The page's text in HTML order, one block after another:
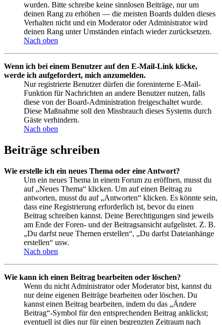
wurden. Bitte schreibe keine sinnlosen Beiträge, nur um
deinen Rang zu erhöhen — die meisten Boards dulden dieses
Verhalten nicht und ein Moderator oder Administrator wird
deinen Rang unter Umständen einfach wieder zurücksetzen.
Nach oben
Wenn ich bei einem Benutzer auf den E-Mail-Link klicke,
werde ich aufgefordert, mich anzumelden.
Nur registrierte Benutzer dürfen die foreninterne E-Mail-
Funktion für Nachrichten an andere Benutzer nutzen, falls
diese von der Board-Administration freigeschaltet wurde.
Diese Maßnahme soll den Missbrauch dieses Systems durch
Gäste verhindern.
Nach oben
Beiträge schreiben
Wie erstelle ich ein neues Thema oder eine Antwort?
Um ein neues Thema in einem Forum zu eröffnen, musst du
auf „Neues Thema“ klicken. Um auf einen Beitrag zu
antworten, musst du auf „Antworten“ klicken. Es könnte sein,
dass eine Registrierung erforderlich ist, bevor du einen
Beitrag schreiben kannst. Deine Berechtigungen sind jeweils
am Ende der Foren- und der Beitragsansicht aufgelistet. Z. B.
„Du darfst neue Themen erstellen“, „Du darfst Dateianhänge
erstellen“ usw.
Nach oben
Wie kann ich einen Beitrag bearbeiten oder löschen?
Wenn du nicht Administrator oder Moderator bist, kannst du
nur deine eigenen Beiträge bearbeiten oder löschen. Du
kannst einen Beitrag bearbeiten, indem du das „Ändere
Beitrag“-Symbol für den entsprechenden Beitrag anklickst;
eventuell ist dies nur für einen begrenzten Zeitraum nach